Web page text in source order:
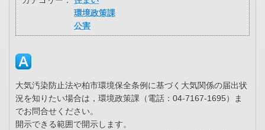
環境政策課
公害
大気汚染防止法や柏市環境保全条例に基づく大気関係の届出状
況を知りたい場合は，環境政策課（電話：04-7167-1695）ま
でお問合せください。
開示できる範囲で開示します。